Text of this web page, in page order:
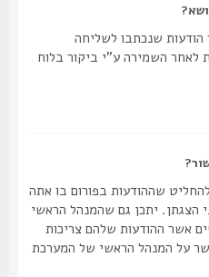
שנכתבו לשליחה
השמירה ע"י ביקור בלוח
שההודעות בפורום בו אתה
יתכן גם שהמנהל הראשי
ההודעות שלהם צריכות
המנהל הראשי של המערכת